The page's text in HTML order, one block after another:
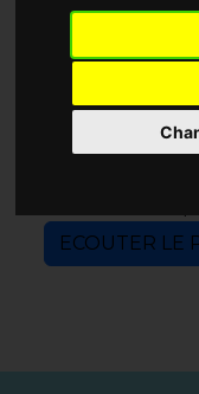
Un nouveau
ECOUTER LE